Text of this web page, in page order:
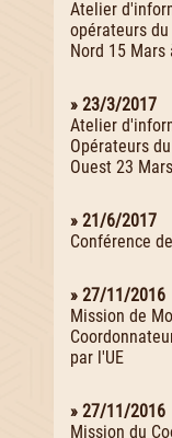
Atelier
opérateurs
Nord 15 Mars
» 23/3/2017
Atelier
Opérateurs
Ouest 23
» 21/6/2017
Conférence
» 27/11/2016
Mission de
par l'UE
» 27/11/2016
Mission du